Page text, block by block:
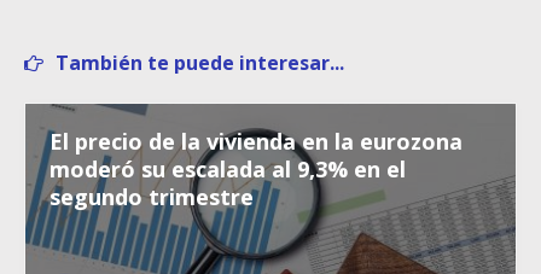
También te puede interesar...
El precio de la vivienda en la eurozona
moderó su escalada al 9,3% en el
segundo trimestre